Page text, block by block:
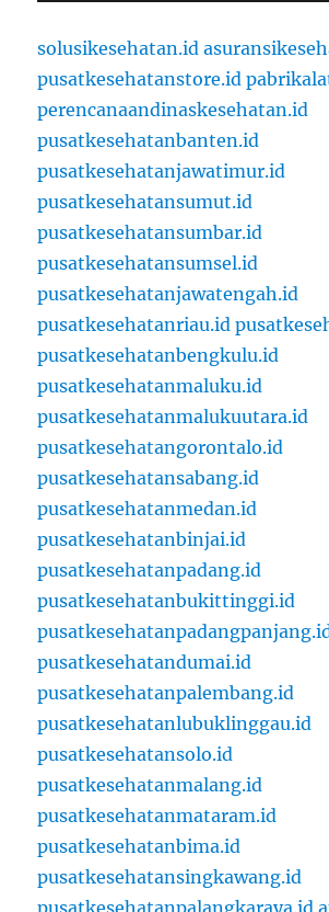
solusikesehatan.id
pusatkesehatanstore.id
perencanaandinaskesehatan.id
pusatkesehatanbanten.id
pusatkesehatanjawatimur.id
pusatkesehatansumut.id
pusatkesehatansumbar.id
pusatkesehatansumsel.id
pusatkesehatanjawatengah.id
pusatkesehatanriau.id
pusatkesehatanbengkulu.id
pusatkesehatanmaluku.id
pusatkesehatanmalukuutara.id
pusatkesehatangorontalo.id
pusatkesehatansabang.id
pusatkesehatanmedan.id
pusatkesehatanbinjai.id
pusatkesehatanpadang.id
pusatkesehatanbukittinggi.id
pusatkesehatandumai.id
pusatkesehatanpalembang.id
pusatkesehatanlubuklinggau.id
pusatkesehatansolo.id
pusatkesehatanmalang.id
pusatkesehatanmataram.id
pusatkesehatanbima.id
pusatkesehatansingkawang.id